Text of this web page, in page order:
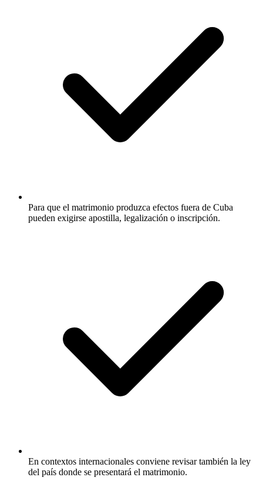
Para que el matrimonio produzca efectos fuera de Cuba
pueden exigirse apostilla, legalización o inscripción.
En contextos internacionales conviene revisar también la ley
del país donde se presentará el matrimonio.